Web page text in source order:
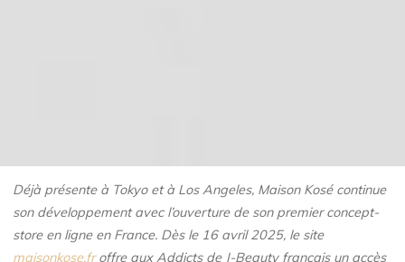
Déjà présente à Tokyo et à Los Angeles, Maison Kosé continue
son développement avec l’ouverture de son premier concept-
store en ligne en France. Dès le 16 avril 2025, le site
maisonkose.froffre aux Addicts de J-Beauty français un accès